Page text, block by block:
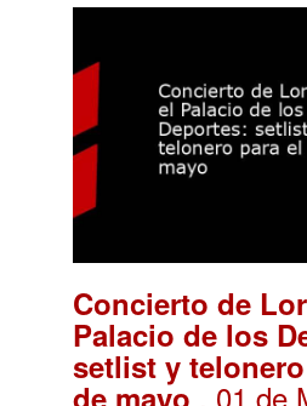
Concierto de
Palacio de los
setlist y telonero
de mayo . 01 de